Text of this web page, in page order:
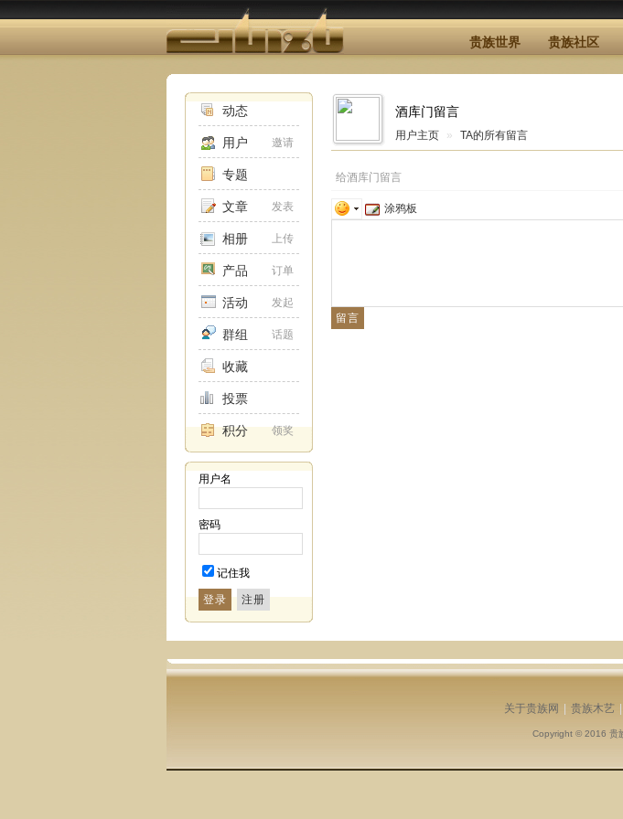
贵族世界 贵族社区
动态
用户 邀请
专题
文章 发表
相册 上传
产品 订单
活动 发起
群组 话题
收藏
投票
积分 领奖
用户名
密码
记住我
登录
酒库门留言
用户主页 » TA的所有留言
给酒库门留言
涂鸦板
关于贵族网 贵族木艺
Copyright © 2016 贵